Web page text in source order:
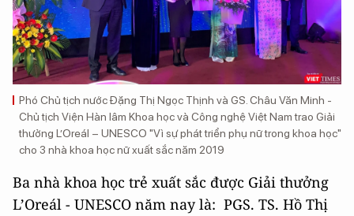
Phó Chủ tịch nước Đặng Thị Ngọc Thịnh và GS. Châu Văn Minh -
Chủ tịch Viện Hàn lâm Khoa học và Công nghệ Việt Nam trao Giải
thưởng L’Oreál – UNESCO "Vì sự phát triển phụ nữ trong khoa học"
cho 3 nhà khoa học nữ xuất sắc năm 2019
Ba nhà khoa học trẻ xuất sắc được Giải thưởng
L’Oreál - UNESCO năm nay là: PGS. TS. Hồ Thị